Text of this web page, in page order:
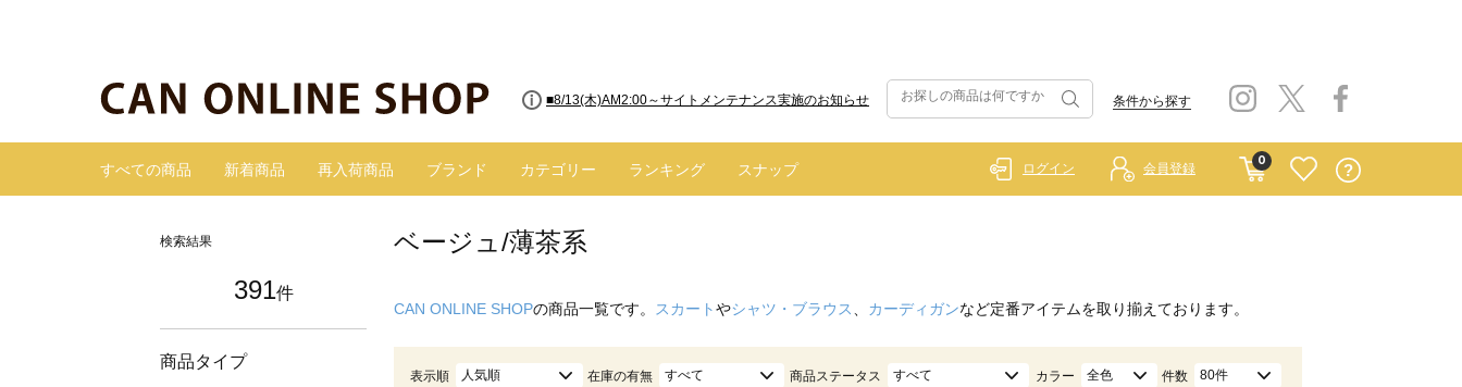
■8/13(木)AM2:00～サイトメンテナンス実施のお知らせ
■【お知らせ】ヤマト運輸の配送遅延・停止について 条件から探す
すべての商品 新着商品 再入荷商品 ブランド カテゴリー ランキング スナップ
0
ログイン 会員登録
検索結果
391件
商品タイプ
ベージュ/薄茶系
CAN ONLINE SHOPの商品一覧です。 スカートやシャツ・ブラウス カーディガンなど定番アイテムを取り揃えております。
表示順 人気順 在庫の有無 すべて 商品ステータス すべて カラー 全色 件数 80件